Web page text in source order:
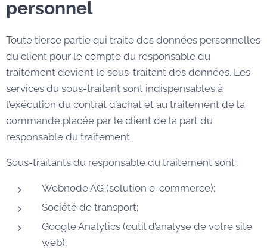
personnel
Toute tierce partie qui traite des données personnelles
du client pour le compte du responsable du
traitement devient le sous-traitant des données. Les
services du sous-traitant sont indispensables à
l’exécution du contrat d’achat et au traitement de la
commande placée par le client de la part du
responsable du traitement.
Sous-traitants du responsable du traitement sont :
Webnode AG (solution e-commerce);
Société de transport;
Google Analytics (outil d’analyse de votre site
web);